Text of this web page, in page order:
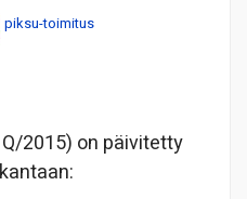
piksu-toimitus
2015) on päivitetty